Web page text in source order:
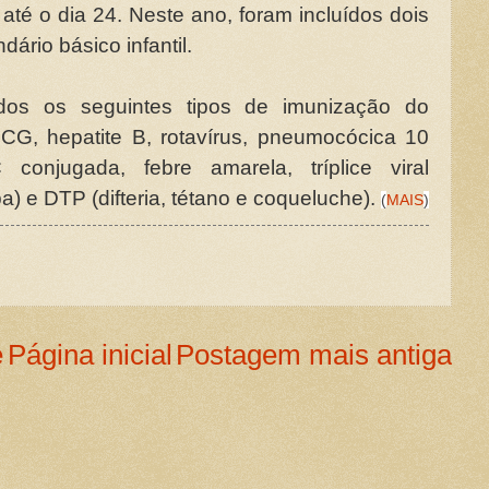
o dia 24. Neste ano, foram incluídos dois
básico infantil.
os seguintes tipos de imunização do
hepatite B, rotavírus, pneumocócica 10
conjugada, febre amarela, tríplice viral
e DTP (difteria, tétano e coqueluche). (MAIS)
Postagem mais antiga
Página inicial